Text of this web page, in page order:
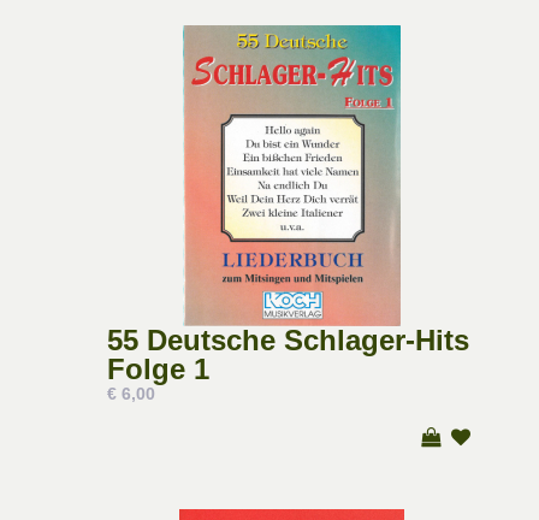
55 Deutsche Schlager-Hits
Folge 1
€ 6,00